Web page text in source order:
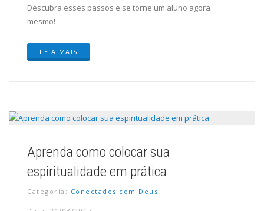
Descubra esses passos e se torne um aluno agora
mesmo!
LEIA MAIS
Aprenda como colocar sua
espiritualidade em prática
Categoria: Conectados com Deus